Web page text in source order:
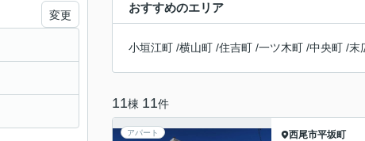
おすすめのエリア
小垣江町 /横山町 /住吉町 /一ツ木町 /中央町 /末
11棟 11件
アパート 西尾市平坂町
変更